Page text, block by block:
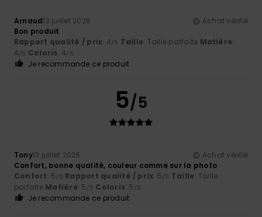
Arnaud13 juillet 2026
Achat vérifié
Bon produit
Rapport qualité / prix: 4/5 Taille: Taille parfaite Matière:
4/5 Coloris: 4/5
Je recommande ce produit
5/5
Tony13 juillet 2026
Achat vérifié
Confort, bonne qualité, couleur comme sur la photo
Confort: 5/5 Rapport qualité / prix: 5/5 Taille: Taille
parfaite Matière: 5 /5 Coloris: 5 /5
Je recommande ce produit